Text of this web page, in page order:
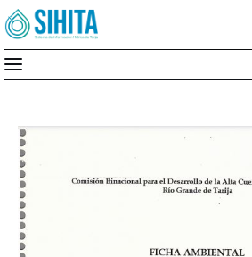
Emprendimiento para el
Aprovechamiento de Recursos
Hídricos de Cambarí
Inicio
Nosotros